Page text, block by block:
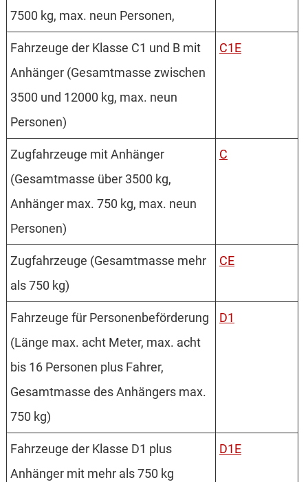
7500 kg, max. neun Personen,
Fahrzeuge der Klasse C1 und B mit
Anhänger (Gesamtmasse zwischen
3500 und 12000 kg, max. neun
Personen)
C1E
Zugfahrzeuge mit Anhänger
(Gesamtmasse über 3500 kg,
Anhänger max. 750 kg, max. neun
Personen)
C
Zugfahrzeuge (Gesamtmasse mehr
als 750 kg)
CE
Fahrzeuge für Personen­beförderung
(Länge max. acht Meter, max. acht
bis 16 Personen plus Fahrer,
Gesamtmasse des Anhängers max.
750 kg)
D1
Fahrzeuge der Klasse D1 plus
Anhänger mit mehr als 750 kg
D1E